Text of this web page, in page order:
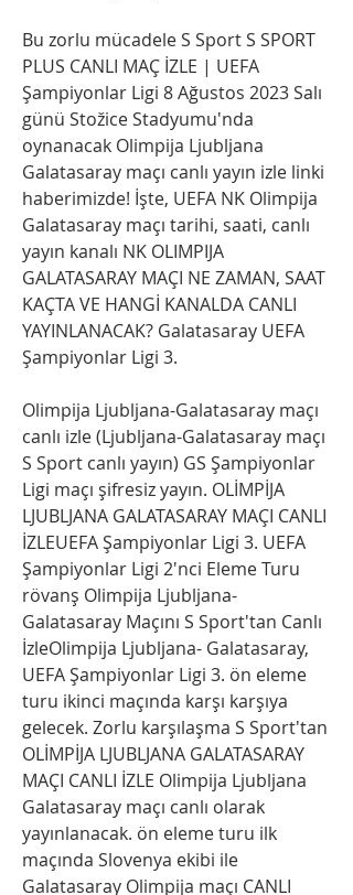
Bu zorlu mücadele S Sport S SPORT
PLUS CANLI MAÇ İZLE | UEFA
Şampiyonlar Ligi 8 Ağustos 2023 Salı
günü Stožice Stadyumu'nda
oynanacak Olimpija Ljubljana
Galatasaray maçı canlı yayın izle linki
haberimizde! İşte, UEFA NK Olimpija
Galatasaray maçı tarihi, saati, canlı
yayın kanalı NK OLIMPIJA
GALATASARAY MAÇI NE ZAMAN, SAAT
KAÇTA VE HANGİ KANALDA CANLI
YAYINLANACAK? Galatasaray UEFA
Şampiyonlar Ligi 3.
Olimpija Ljubljana-Galatasaray maçı
canlı izle (Ljubljana-Galatasaray maçı
S Sport canlı yayın) GS Şampiyonlar
Ligi maçı şifresiz yayın. OLİMPİJA
LJUBLJANA GALATASARAY MAÇI CANLI
İZLEUEFA Şampiyonlar Ligi 3. UEFA
Şampiyonlar Ligi 2'nci Eleme Turu
rövanş Olimpija Ljubljana-
Galatasaray Maçını S Sport'tan Canlı
İzleOlimpija Ljubljana- Galatasaray,
UEFA Şampiyonlar Ligi 3. ön eleme
turu ikinci maçında karşı karşıya
gelecek. Zorlu karşılaşma S Sport'tan
OLİMPİJA LJUBLJANA GALATASARAY
MAÇI CANLI İZLE Olimpija Ljubljana
Galatasaray maçı canlı olarak
yayınlanacak. ön eleme turu ilk
maçında Slovenya ekibi ile
Galatasaray Olimpija maçı CANLI